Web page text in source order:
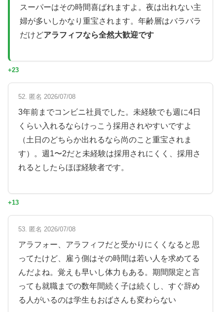
スーパーはその時間喜ばれますよ。夜は出れない主
婦が多いしかなり重宝されます。年齢層はバラバラ
だけどアラフィフなら全然大歓迎です
+23
52. 匿名 2026/07/08
3年前までコンビニ社員でした。未経験でも週に4日
くらい入れるならけっこう採用されやすいですよ
（土日のどちらか出れるなら尚のこと重宝されま
す）。週1〜2だと未経験は採用されにくく、採用さ
れるとしたらほぼ経験者です。
+13
53. 匿名 2026/07/08
アラフォー、アラフィフだと受かりにくくなると思
ってたけど、雇う側はその時間は若い人を求めてる
んだよね。覚えも早いし体力もある。期間限定と言
っても就職までの数年間続く子は続くし、すぐ辞め
る人がいるのは学生もおばさんも変わらない